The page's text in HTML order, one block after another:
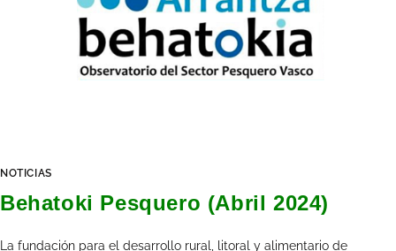
NOTICIAS
Behatoki Pesquero (Abril 2024)
La fundación para el desarrollo rural, litoral y alimentario de